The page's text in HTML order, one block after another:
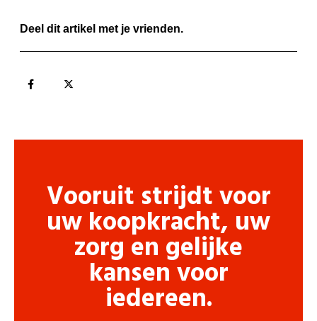
Deel dit artikel met je vrienden.
Vooruit strijdt voor
uw koopkracht, uw
zorg en gelijke
kansen voor
iedereen.